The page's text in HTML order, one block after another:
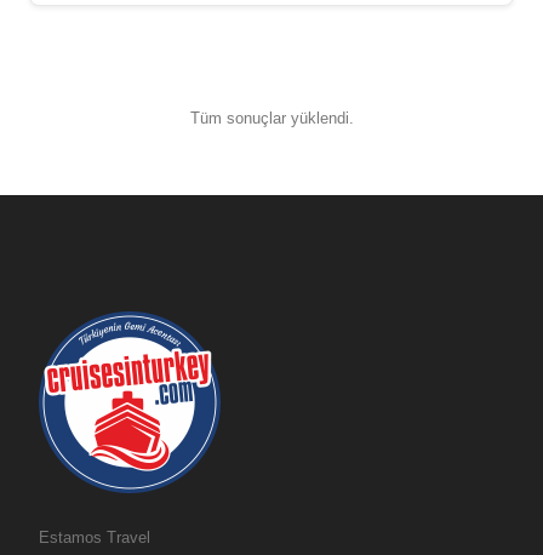
Tüm sonuçlar yüklendi.
Estamos Travel